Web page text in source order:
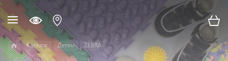
Каталог Детям ZEBRA